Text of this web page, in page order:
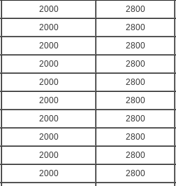
2000 2800
2000 2800
2000 2800
2000 2800
2000 2800
2000 2800
2000 2800
2000 2800
2000 2800
2000 2800